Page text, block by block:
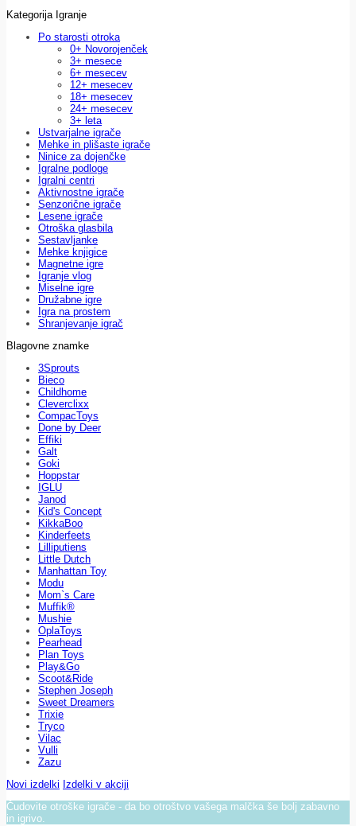
Kategorija Igranje
Po starosti otroka
0+ Novorojenček
3+ mesece
6+ mesecev
12+ mesecev
18+ mesecev
24+ mesecev
3+ leta
Ustvarjalne igrače
Mehke in plišaste igrače
Ninice za dojenčke
Igralne podloge
Igralni centri
Aktivnostne igrače
Senzorične igrače
Lesene igrače
Otroška glasbila
Sestavljanke
Mehke knjigice
Magnetne igre
Igranje vlog
Miselne igre
Družabne igre
Igra na prostem
Shranjevanje igrač
Blagovne znamke
3Sprouts
Bieco
Childhome
Cleverclixx
CompacToys
Done by Deer
Effiki
Galt
Goki
Hoppstar
IGLU
Janod
Kid's Concept
KikkaBoo
Kinderfeets
Lilliputiens
Little Dutch
Manhattan Toy
Modu
Mom`s Care
Muffik®
Mushie
OplaToys
Pearhead
Plan Toys
Play&Go
Scoot&Ride
Stephen Joseph
Sweet Dreamers
Trixie
Tryco
Vilac
Vulli
Zazu
Novi izdelki Izdelki v akciji
Čudovite otroške igrače - da bo otroštvo vašega malčka še bolj zabavno
in igrivo.